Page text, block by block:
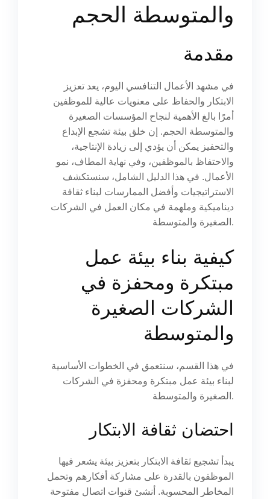
والمتوسطة الحجم
مقدمة
في مشهد الأعمال التنافسي اليوم، يعد تعزيز
الابتكار والحفاظ على معنويات عالية للموظفين
أمرًا بالغ الأهمية لنجاح المؤسسات الصغيرة
والمتوسطة الحجم. إن خلق بيئة تشجع الإبداع
والتحفيز يمكن أن يؤدي إلى زيادة الإنتاجية،
والاحتفاظ بالموظفين، وفي نهاية المطاف، نمو
الأعمال. في هذا الدليل الشامل، سنستكشف
الاستراتيجيات وأفضل الممارسات لبناء ثقافة
ديناميكية وملهمة في مكان العمل في الشركات
الصغيرة والمتوسطة.
كيفية بناء بيئة عمل
مبتكرة ومحفزة في
الشركات الصغيرة
والمتوسطة
في هذا القسم، سنتعمق في الخطوات الأساسية
لبناء بيئة عمل مبتكرة ومحفزة في الشركات
الصغيرة والمتوسطة.
احتضان ثقافة الابتكار
يبدأ تشجيع ثقافة الابتكار بتعزيز بيئة يشعر فيها
الموظفون بالقدرة على مشاركة أفكارهم وتحمل
المخاطر المحسوبة. أنشئ قنوات اتصال مفتوحة